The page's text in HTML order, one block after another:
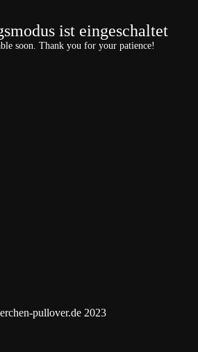
ist eingeschaltet
soon. Thank you for your patience!
pullover.de 2023